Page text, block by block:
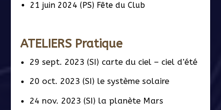
21 juin 2024 (PS) Fête du Club
ATELIERS Pratique
29 sept. 2023 (SI) carte du ciel – ciel d’été
20 oct. 2023 (SI) le système solaire
24 nov. 2023 (SI) la planète Mars